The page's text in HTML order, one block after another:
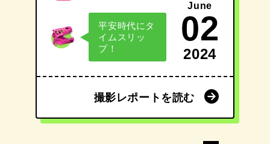
平安時代にタ
イムスリッ
プ！
June
02
2024
撮影レポートを読む